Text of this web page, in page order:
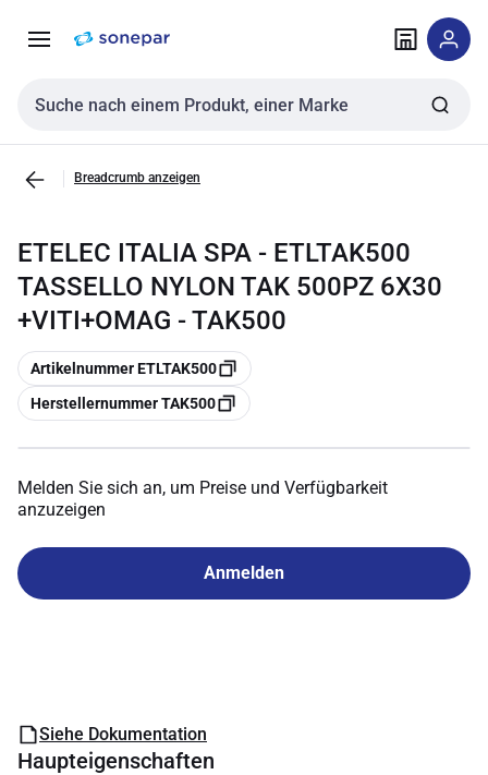
NavigationInhalt
Sucheingabe
Breadcrumb anzeigen
ETELEC ITALIA SPA - ETLTAK500
TASSELLO NYLON TAK 500PZ 6X30
+VITI+OMAG - TAK500
Kopieren
Artikelnummer ETLTAK500
Kopieren
Herstellernummer TAK500
Melden Sie sich an, um Preise und Verfügbarkeit
anzuzeigen
Anmelden
Siehe Dokumentation
Haupteigenschaften